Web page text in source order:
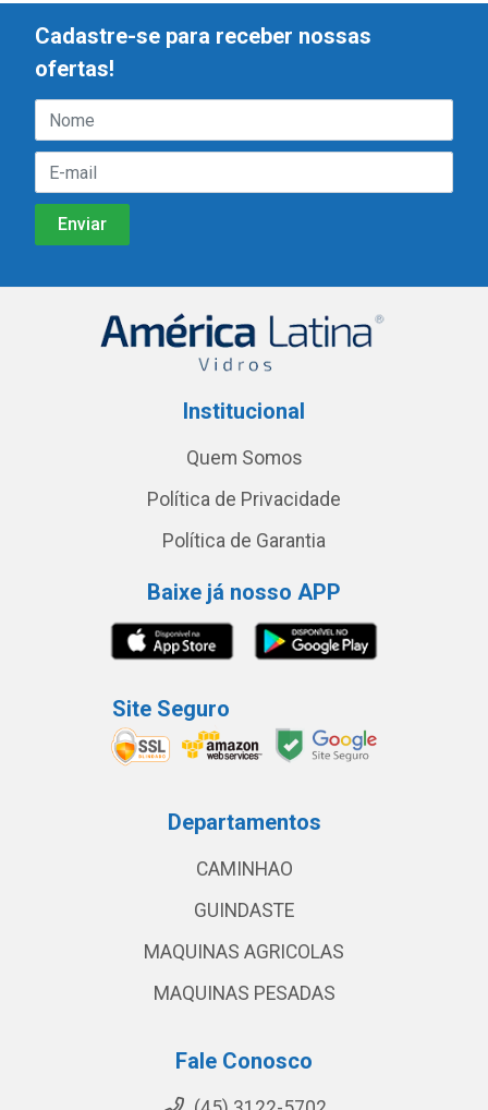
Cadastre-se para receber nossas
ofertas!
Institucional
Quem Somos
Política de Privacidade
Política de Garantia
Baixe já nosso APP
Site Seguro
Departamentos
CAMINHAO
GUINDASTE
MAQUINAS AGRICOLAS
MAQUINAS PESADAS
Fale Conosco